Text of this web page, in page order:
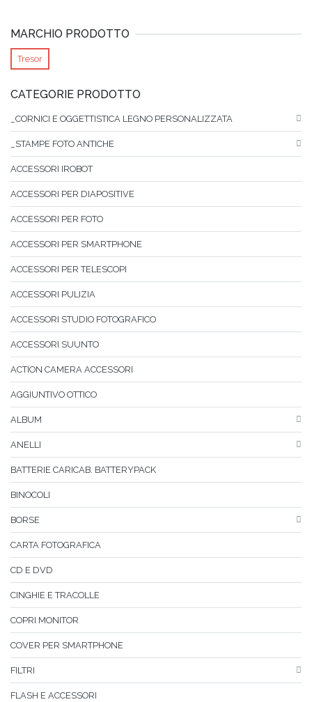
MARCHIO PRODOTTO
Tresor
CATEGORIE PRODOTTO
_CORNICI E OGGETTISTICA LEGNO PERSONALIZZATA
_STAMPE FOTO ANTICHE
ACCESSORI IROBOT
ACCESSORI PER DIAPOSITIVE
ACCESSORI PER FOTO
ACCESSORI PER SMARTPHONE
ACCESSORI PER TELESCOPI
ACCESSORI PULIZIA
ACCESSORI STUDIO FOTOGRAFICO
ACCESSORI SUUNTO
ACTION CAMERA ACCESSORI
AGGIUNTIVO OTTICO
ALBUM
ANELLI
BATTERIE CARICAB. BATTERYPACK
BINOCOLI
BORSE
CARTA FOTOGRAFICA
CD E DVD
CINGHIE E TRACOLLE
COPRI MONITOR
COVER PER SMARTPHONE
FILTRI
FLASH E ACCESSORI